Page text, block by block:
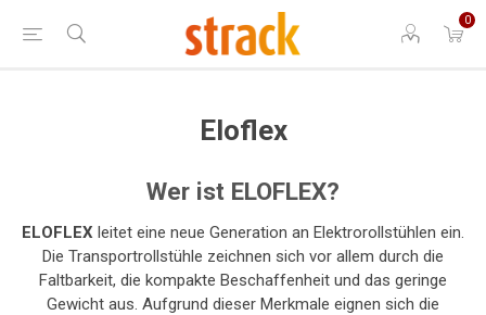
0
Eloflex
Wer ist ELOFLEX?
ELOFLEX leitet eine neue Generation an Elektrorollstühlen ein.
Die Transportrollstühle zeichnen sich vor allem durch die
Faltbarkeit, die kompakte Beschaffenheit und das geringe
Gewicht aus. Aufgrund dieser Merkmale eignen sich die